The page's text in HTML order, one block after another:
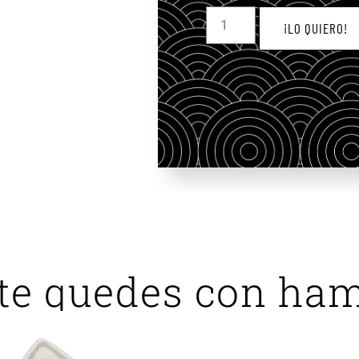
¡LO QUIERO!
quedes con